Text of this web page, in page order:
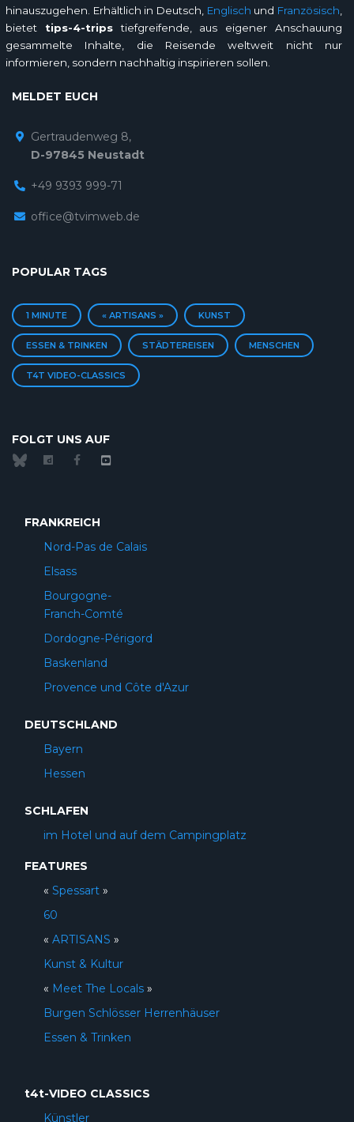
hinauszugehen. Erhältlich in Deutsch, Englisch und Französisch
bietet tips-4-tripstiefgreifende, aus eigener Anschauung
gesammelte Inhalte, die Reisende weltweit nicht nur
informieren, sondern nachhaltig inspirieren sollen.
MELDET EUCH
Gertraudenweg 8,
D-97845 Neustadt
+49 9393 999-71
office@tvimweb.de
POPULAR TAGS
1 MINUTE « ARTISANS » KUNST
ESSEN & TRINKEN STÄDTEREISEN MENSCHEN
T4T VIDEO-CLASSICS
FOLGT UNS AUF
FRANKREICH
Nord-Pas de Calais
Elsass
Bourgogne-
Franch-Comté
Dordogne-Périgord
Baskenland
Provence und Côte d'Azur
DEUTSCHLAND
Bayern
Hessen
SCHLAFEN
im Hotel und auf dem Campingplatz
FEATURES
« Spessart »
60
« ARTISANS »
Kunst & Kultur
« Meet The Locals »
Burgen Schlösser Herrenhäuser
Essen & Trinken
t4t-VIDEO CLASSICS
Künstler